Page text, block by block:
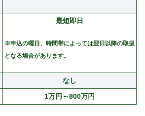
最短即日
※申込の曜日、時間帯によっては翌日以降の取扱
となる場合があります。
なし
1万円～800万円